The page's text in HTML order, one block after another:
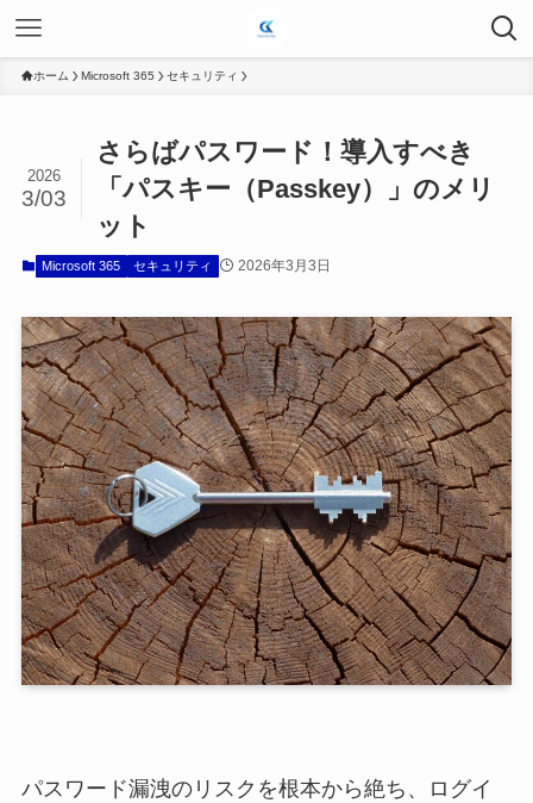
ホーム Microsoft 365 セキュリティ
さらばパスワード！導入すべき
「パスキー（Passkey）」のメリ
ット
2026
3/03
Microsoft 365 セキュリティ 2026年3月3日
パスワード漏洩のリスクを根本から絶ち、ログイ